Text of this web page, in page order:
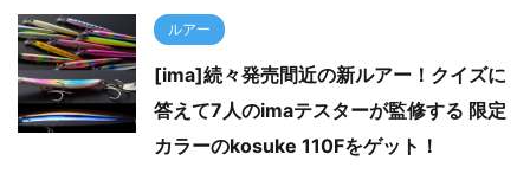
ルアー
[ima]続々発売間近の新ルアー！クイズに
答えて7人のimaテスターが監修する 限定
カラーのkosuke 110Fをゲット！